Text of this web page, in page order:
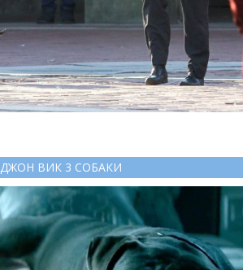
ДЖОН ВИК 3 СОБАКИ